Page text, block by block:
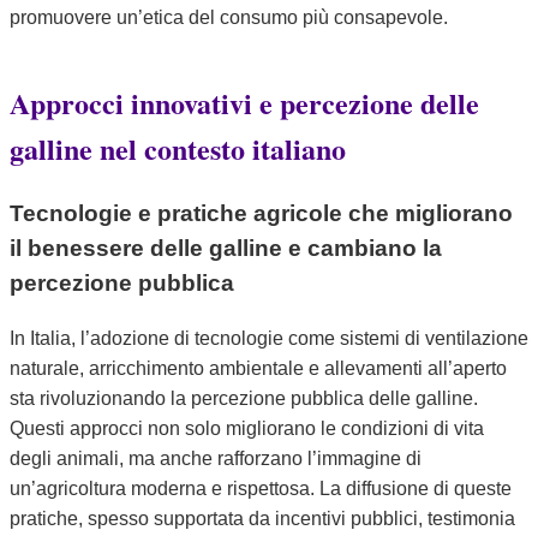
promuovere un’etica del consumo più consapevole.
Approcci innovativi e percezione delle
galline nel contesto italiano
Tecnologie e pratiche agricole che migliorano
il benessere delle galline e cambiano la
percezione pubblica
In Italia, l’adozione di tecnologie come sistemi di ventilazione
naturale, arricchimento ambientale e allevamenti all’aperto
sta rivoluzionando la percezione pubblica delle galline.
Questi approcci non solo migliorano le condizioni di vita
degli animali, ma anche rafforzano l’immagine di
un’agricoltura moderna e rispettosa. La diffusione di queste
pratiche, spesso supportata da incentivi pubblici, testimonia